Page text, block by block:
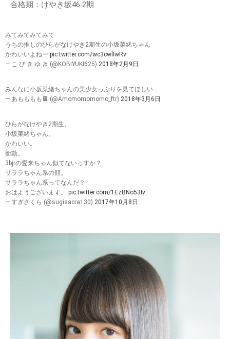
合格期：けやき坂46 2期
みてみてみてみて
うちの推しのひらがなけやき2期生の小坂菜緒ちゃん
かわいいよねー pic.twitter.com/wc3cwlIwRv
— こ び き ゆ き (@KOBIYUKI625) 2018年2月9日
みんなに小坂菜緒ちゃんの美少女っぷりを見てほしい
— あもももも🍫 (@Amomomomomo_ftr) 2018年3月6日
ひらがなけやき2期生、
小坂菜緒ちゃん。
かわいい。
衝動。
3bjrの愛来ちゃん似てないっすか？
サララちゃん系の顔。
サララちゃん系ってなんだ？
おはようございます。 pic.twitter.com/1EzBNo53Iv
— すぎさくら (@sugisacra130) 2017年10月8日